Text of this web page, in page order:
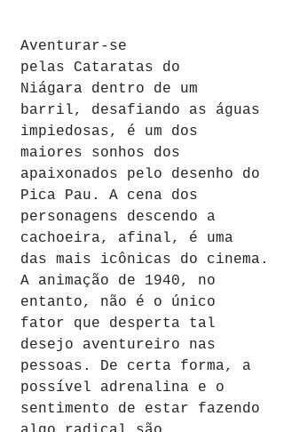
Aventurar-se
pelas Cataratas do
Niágara dentro de um
barril, desafiando as águas
impiedosas, é um dos
maiores sonhos dos
apaixonados pelo desenho do
Pica Pau. A cena dos
personagens descendo a
cachoeira, afinal, é uma
das mais icônicas do cinema.
A animação de 1940, no
entanto, não é o único
fator que desperta tal
desejo aventureiro nas
pessoas. De certa forma, a
possível adrenalina e o
sentimento de estar fazendo